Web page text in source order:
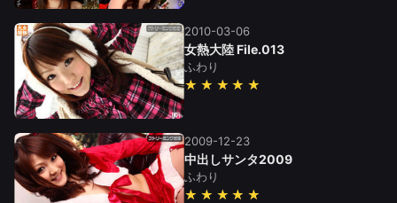
2010-03-06
女熱大陸 File.013
ふわり
★★★★★
2009-12-23
中出しサンタ2009
ふわり
★★★★★